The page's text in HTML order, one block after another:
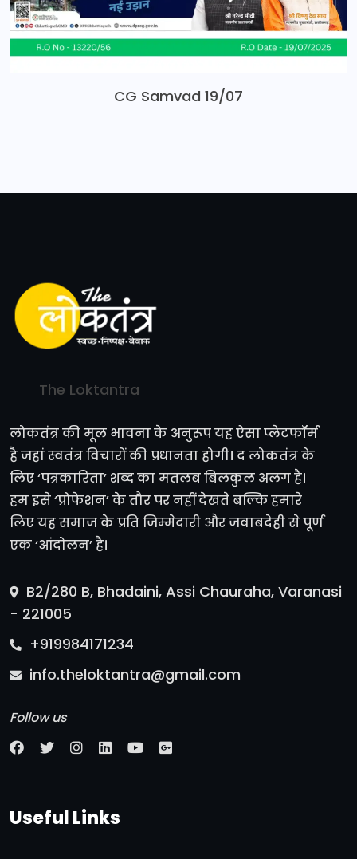
CG Samvad 19/07
The Loktantra
लोकतंत्र की मूल भावना के अनुरूप यह ऐसा प्लेटफॉर्म
है जहां स्वतंत्र विचारों की प्रधानता होगी। द लोकतंत्र के
लिए ‘पत्रकारिता’ शब्द का मतलब बिलकुल अलग है।
हम इसे ‘प्रोफेशन’ के तौर पर नहीं देखते बल्कि हमारे
लिए यह समाज के प्रति जिम्मेदारी और जवाबदेही से पूर्ण
एक ‘आंदोलन’ है।
B2/280 B, Bhadaini, Assi Chauraha, Varanasi
- 221005
+919984171234
info.theloktantra@gmail.com
Follow us
Useful Links